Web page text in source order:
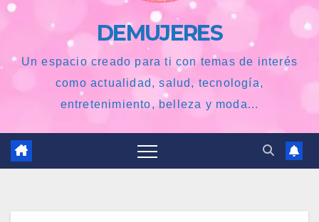
DEMUJERES
Un espacio creado para ti con temas de interés
como actualidad, salud, tecnología,
entretenimiento, belleza y moda...